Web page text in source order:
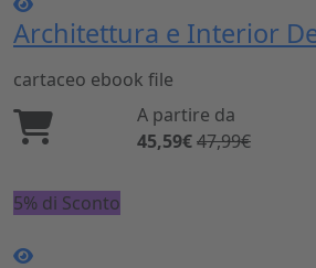
Architettura e Interior
cartaceo ebook file
A partire da
45,59€47,99€
5% di Sconto